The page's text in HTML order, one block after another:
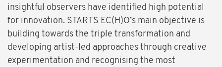
insightful observers have identified high potential
for innovation. STARTS EC(H)O’s main objective is
building towards the triple transformation and
developing artist-led approaches through creative
experimentation and recognising the most